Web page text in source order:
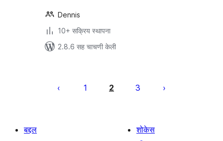
Dennis
10+ सक्रिय स्थापना
2.8.6 सह चाचणी केली
पृष्ठांकन
1 2 3
बद्दल
शोकेस